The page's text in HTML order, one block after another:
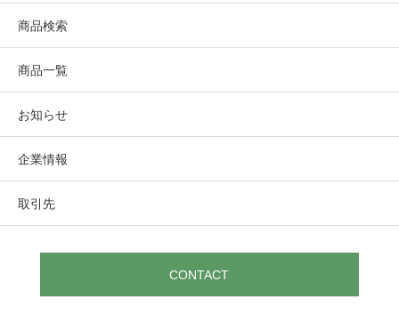
商品検索
商品一覧
お知らせ
企業情報
取引先
CONTACT